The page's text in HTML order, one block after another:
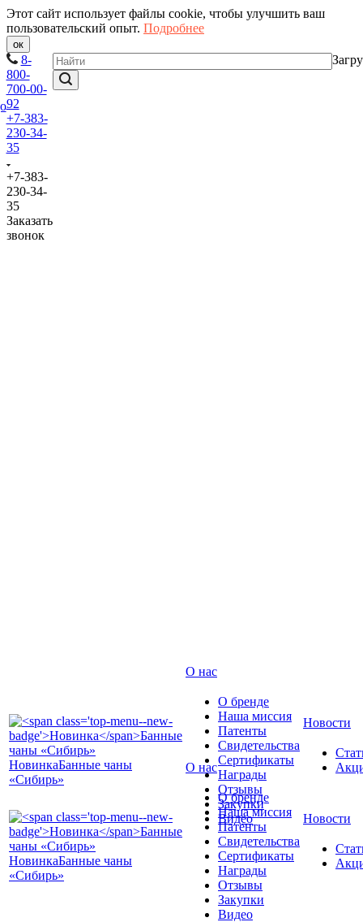
Этот сайт использует файлы cookie, чтобы улучшить ваш
пользовательский опыт. Подробнее
ок
8-
800-
700-00-
92
+7-383-
230-34-
35
+7-383-
230-34-
35
Заказать
звонок
НовинкаБанные чаны
«Сибирь»
О нас
О бренде
Наша миссия
Патенты
Свидетельства
Сертификаты
Награды
Отзывы
Закупки
Видео
Новости
НовинкаБанные чаны
«Сибирь»
О нас
О бренде
Наша миссия
Патенты
Свидетельства
Сертификаты
Награды
Отзывы
Закупки
Видео
Новости